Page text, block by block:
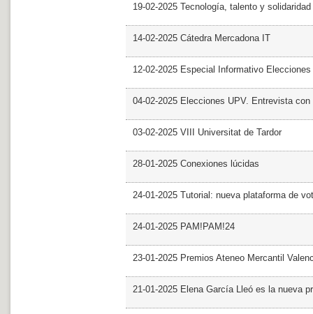
19-02-2025 Tecnología, talento y
14-02-2025 Cátedra Mercadona IT
12-02-2025 Especial Informativo Elecciones
04-02-2025 Elecciones UPV. Entrevista con
03-02-2025 VIII Universitat de Tardor
28-01-2025 Conexiones lúcidas
24-01-2025 Tutorial: nueva plataforma de
24-01-2025 PAM!PAM!24
23-01-2025 Premios Ateneo Mercantil
21-01-2025 Elena García Lleó es la nueva